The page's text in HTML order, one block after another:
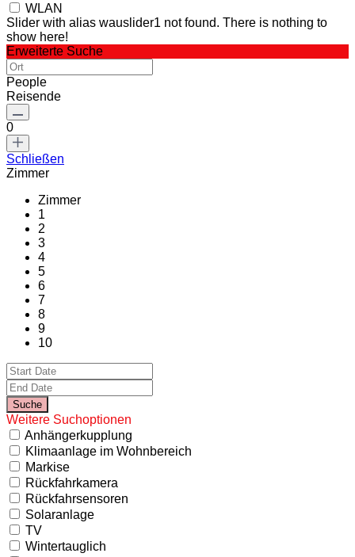
WLAN
Slider with alias wauslider1 not found. There is nothing to
show here!
Erweiterte Suche
People
Reisende
0
Schließen
Zimmer
Zimmer
1
2
3
4
5
6
7
8
9
10
Weitere Suchoptionen
Anhängerkupplung
Klimaanlage im Wohnbereich
Markise
Rückfahrkamera
Rückfahrsensoren
Solaranlage
TV
Wintertauglich